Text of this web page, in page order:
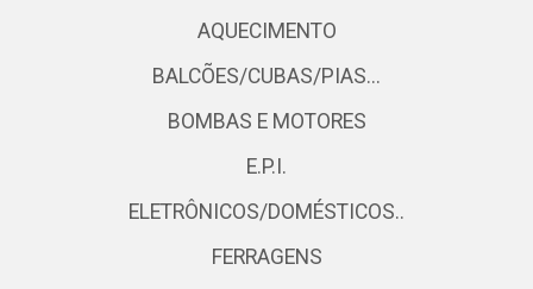
AQUECIMENTO
BALCÕES/CUBAS/PIAS...
BOMBAS E MOTORES
E.P.I.
ELETRÔNICOS/DOMÉSTICOS..
FERRAGENS